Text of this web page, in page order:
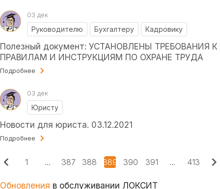
Обновления в обслуживании ЛОКСИТ
Руководителю Бухгалтеру Кадровику
03 дек
Полезный документ: УСТАНОВЛЕНЫ ТРЕБОВАНИЯ К
ПРАВИЛАМ И ИНСТРУКЦИЯМ ПО ОХРАНЕ ТРУДА
Подробнее
Юристу
03 дек
Новости для юриста. 03.12.2021
Подробнее
1 ... 387 388 389 390 391 ... 413